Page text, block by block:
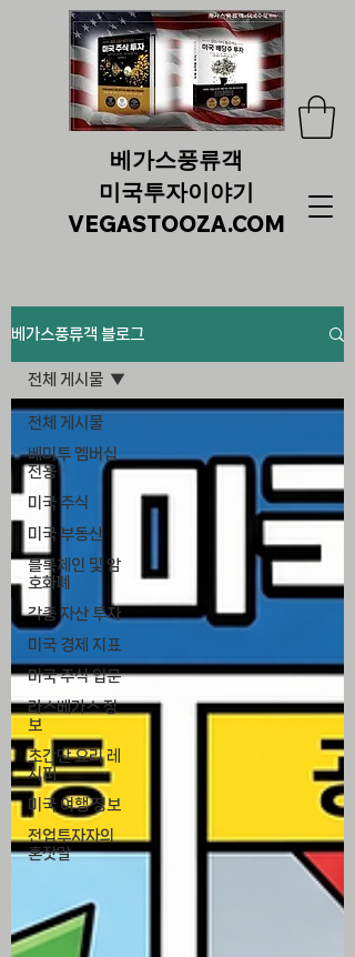
베가스풍류객
미국투자이야기
VEGASTOOZA.COM
베가스풍류객 블로그
전체 게시물
베미투 멤버십
전용
미국 주식
미국 부동산
블록체인 및 암
호화폐
각종 자산 투자
미국 경제 지표
미국 주식 입문
라스베가스 정
보
초간단 요리 레
시피
미국 여행 정보
전업투자자의
혼잣말
전체 게시물